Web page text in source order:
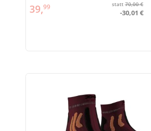
39,99 statt70,00 €
-30,01 €